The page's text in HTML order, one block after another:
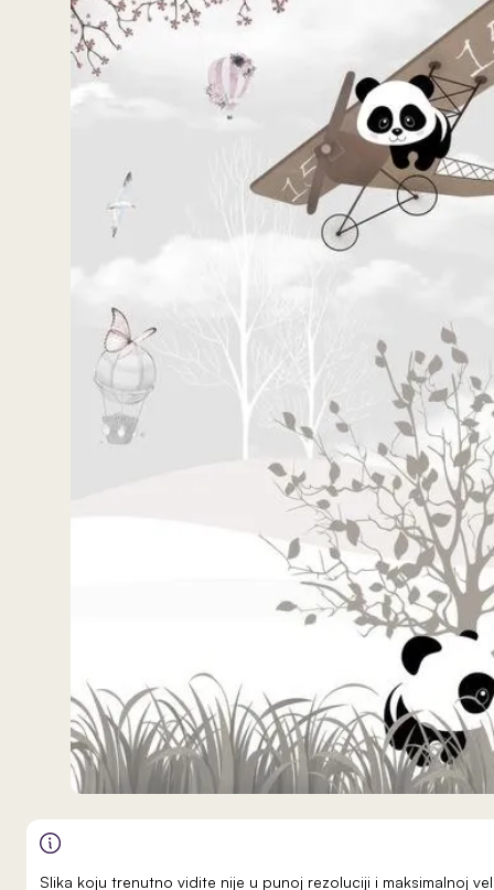
Slika koju trenutno vidite nije u punoj rezoluciji i maksimalnoj